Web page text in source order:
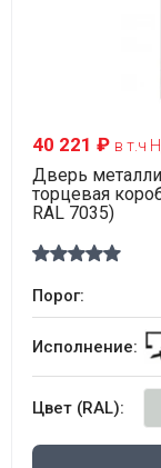
40 221 ₽ в т.ч
Дверь
торцевая
RAL 7035)
Порог:
Исполнение:
Цвет (RAL):